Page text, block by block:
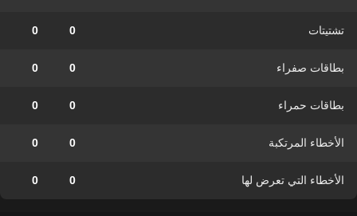
تشتيتات 0
0
بطاقات صفراء 0
0
بطاقات حمراء 0
0
الأخطاء المرتكبة 0
0
الأخطاء التي تعرض لها 0
0